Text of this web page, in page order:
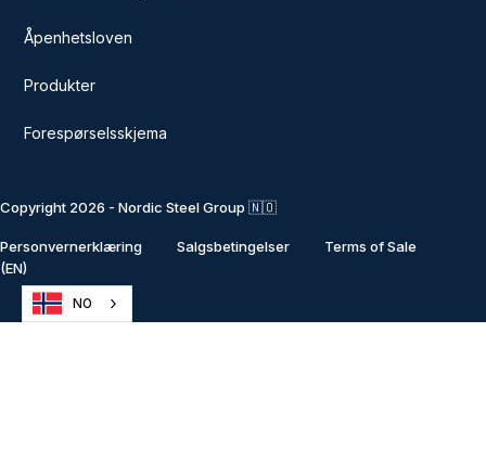
Åpenhetsloven
Produkter
Forespørselsskjema
Copyright 2026 - Nordic Steel Group 🇳🇴
Personvernerklæring Salgsbetingelser
Terms of Sale
(EN)
NO